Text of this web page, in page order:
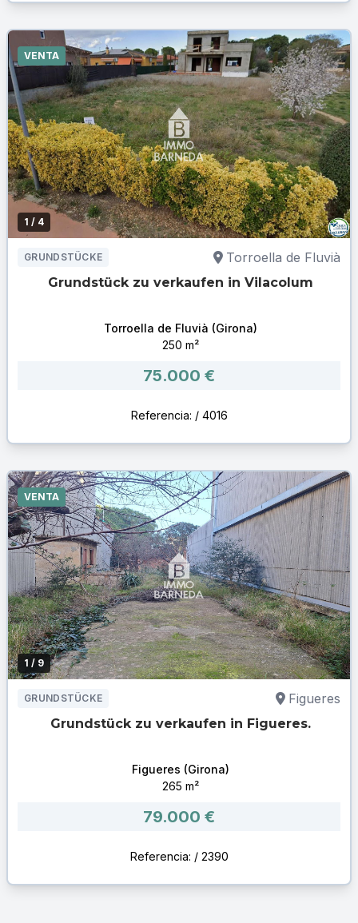
1 / 4
VENTA
GRUNDSTÜCKE Torroella de Fluvià
Grundstück zu verkaufen in Vilacolum
Torroella de Fluvià (Girona)
250 m²
75.000 €
Referencia: / 4016
1 / 9
VENTA
GRUNDSTÜCKE Figueres
Grundstück zu verkaufen in Figueres.
Figueres (Girona)
265 m²
79.000 €
Referencia: / 2390